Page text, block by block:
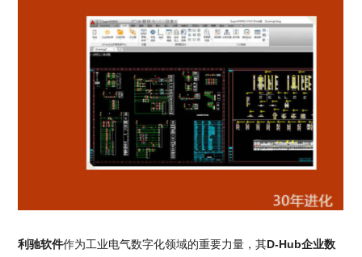
利驰软件作为工业电气数字化领域的重要力量，其D-Hub企业数